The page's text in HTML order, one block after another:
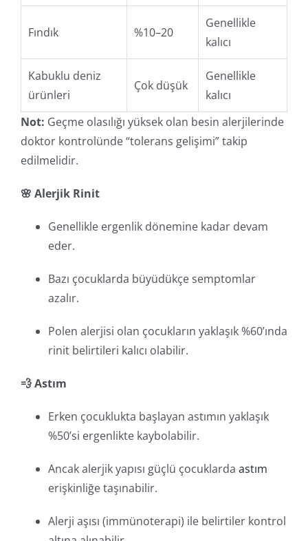
Fındık %10–20
Genellikle
kalıcı
Kabuklu deniz
ürünleri
Çok düşük
Genellikle
kalıcı
Not: Geçme olasılığı yüksek olan besin alerjilerinde
doktor kontrolünde “tolerans gelişimi” takip
edilmelidir.
🌸 Alerjik Rinit
Genellikle ergenlik dönemine kadar devam
eder.
Bazı çocuklarda büyüdükçe semptomlar
azalır.
Polen alerjisi olan çocukların yaklaşık %60’ında
rinit belirtileri kalıcı olabilir.
💨 Astım
Erken çocuklukta başlayan astımın yaklaşık
%50’si ergenlikte kaybolabilir.
Ancak alerjik yapısı güçlü çocuklarda astım
erişkinliğe taşınabilir.
Alerji aşısı (immünoterapi) ile belirtiler kontrol